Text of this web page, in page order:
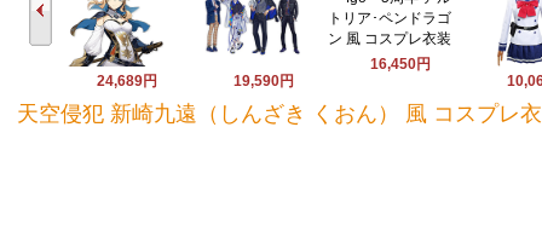
24,689円 19,590円
16,450円
天空侵犯 新崎九遠（しんざき くおん） 風 コスプレ